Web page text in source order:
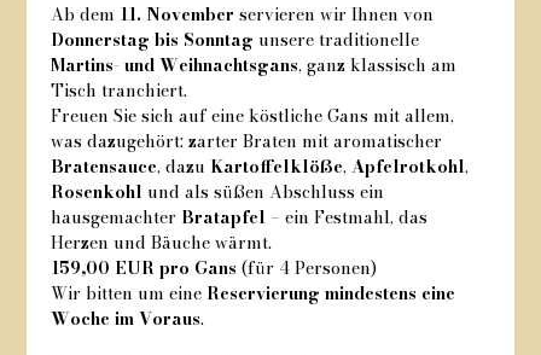
Ab dem 11. November servieren wir Ihnen von
Donnerstag bis Sonntag unsere traditionelle
Martins- und Weihnachtsgans, ganz klassisch am
Tisch tranchiert.
Freuen Sie sich auf eine köstliche Gans mit allem,
was dazugehört: zarter Braten mit aromatischer
Bratensauce, dazu Kartoffelklöße, Apfelrotkohl,
Rosenkohl und als süßen Abschluss ein
hausgemachter Bratapfel – ein Festmahl, das
Herzen und Bäuche wärmt.
159,00 EUR pro Gans (für 4 Personen)
Wir bitten um eine Reservierung mindestens eine
Woche im Voraus.